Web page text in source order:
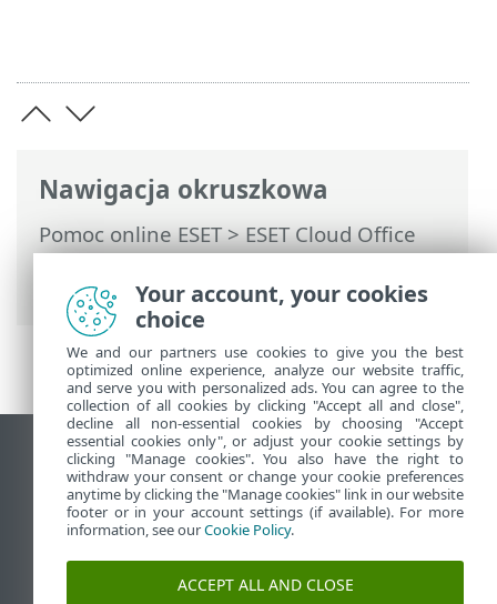
Nawigacja okruszkowa
Pomoc online ESET>ESET Cloud Office
Security>Specyfikacje> Obsługiwane
edycje Google Workspace
Wyświetl witrynę internetową dla
komputerów
End of Life
Baza wiedzy ESET
Forum ESET
Your account, your cookies
choice
We and our partners use cookies to give you the best
optimized online experience, analyze our website traffic,
and serve you with personalized ads. You can agree to the
collection of all cookies by clicking "Accept all and close",
decline all non-essential cookies by choosing "Accept
essential cookies only", or adjust your cookie settings by
clicking "Manage cookies". You also have the right to
withdraw your consent or change your cookie preferences
anytime by clicking the "Manage cookies" link in our website
footer or in your account settings (if available). For more
information, see ourCookie Policy.
ACCEPT ALL AND CLOSE